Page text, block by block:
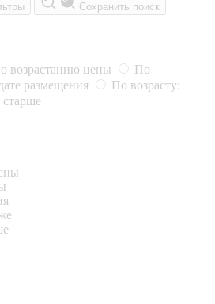
Сохранить поиск
возрастанию цены
По
размещения
По возрасту:
старше